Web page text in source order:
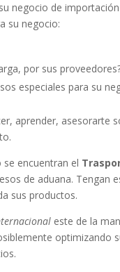
negocio de
su negocio:
por sus
especiales para su
aprender, asesorarte
encuentran el
de aduana. Tengan
sus productos.
este de la
optimizando